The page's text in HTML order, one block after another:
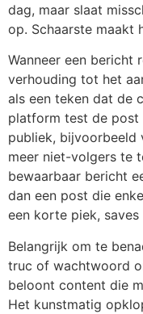
dag, maar slaat
op. Schaarste maakt
Wanneer een bericht
verhouding tot het
als een teken dat de
platform test de post
publiek, bijvoorbeeld
meer niet-volgers te
bewaarbaar bericht
dan een post die
een korte piek,
Belangrijk om te
truc of wachtwoord
beloont content die
Het kunstmatig